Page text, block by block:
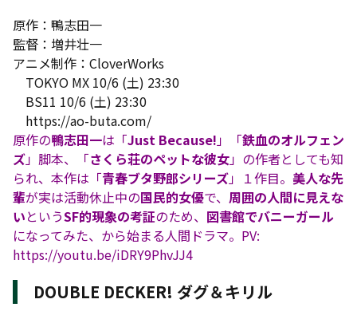
原作：鴨志田一
監督：増井壮一
アニメ制作：CloverWorks
TOKYO MX 10/6 (土) 23:30
BS11 10/6 (土) 23:30
https://ao-buta.com/
原作の鴨志田一は「Just Because!」「鉄血のオルフェン
ズ」脚本、「さくら荘のペットな彼女」の作者としても知
られ、本作は「青春ブタ野郎シリーズ」１作目。 美人な先
輩が実は活動休止中の国民的女優で、 周囲の人間に見えな
いというSF的現象の考証のため、 図書館でバニーガール
になってみた、から始まる人間ドラマ。PV:
https://youtu.be/iDRY9PhvJJ4
DOUBLE DECKER! ダグ＆キリル